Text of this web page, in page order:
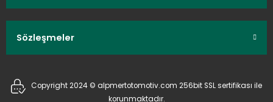
Sözleşmeler
Copyright 2024 © alpmertotomotiv.com 256bit SSL sertifikası ile
korunmaktadır.